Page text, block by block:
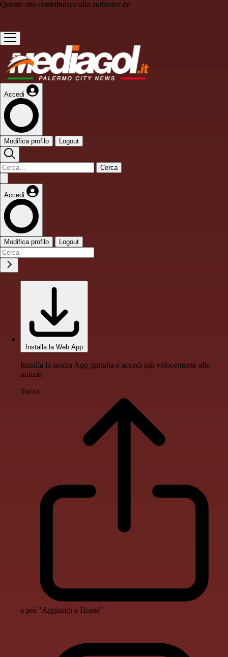
Questo sito contribuisce alla audience de
Accedi
Modifica profilo Logout
Cerca
Accedi
Modifica profilo Logout
Installa la Web App
Installa la nostra App gratuita e accedi più velocemente alle
notizie
Tocca
e poi "Aggiungi a Home"